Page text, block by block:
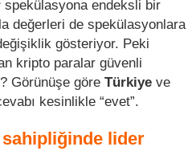
spekülasyona endeksli bir
değerleri de spekülasyonlara
gösteriyor. Peki
kripto paralar güvenli
Görünüşe göre Türkiye ve
kesinlikle “evet”.
lider